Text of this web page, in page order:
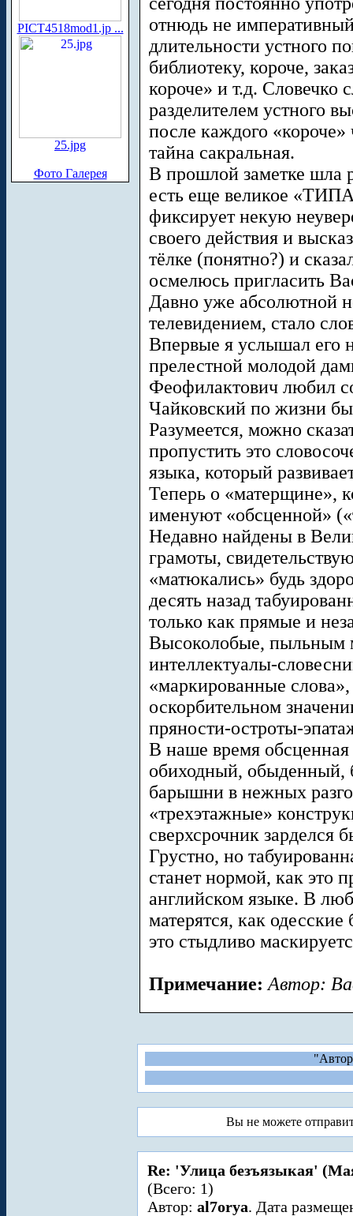
PICT4518mod1.jp ...
25.jpg
Фото Галерея
отнюдь не
длительности устного
библиотеку, короче,
короче» и т.д. Словечко
разделителем устного
после каждого «короче»
тайна сакральная.
В прошлой заметке
есть еще великое
фиксирует некую
своего действия и
тёлке (понятно?) и
осмелюсь пригласить
Давно уже абсолютной
телевидением, стало
Впервые я услышал его
прелестной молодой
Феофилактович любил
Чайковский по жизни
Разумеется, можно
пропустить это
языка, который
Теперь о «матерщине»,
именуют «обсценной»
Недавно найдены в
грамоты,
«матюкались» будь
десять назад
только как прямые и
Высоколобые, пыльным
интеллектуалы-
«маркированные
оскорбительном
пряности-остроты-
В наше время
обиходный,
барышни в нежных
«трехэтажные»
сверхсрочник зарделся
Грустно, но
станет нормой, как это
английском языке. В
матерятся, как
это стыдливо
Примечание: Автор:
Вы не можете
Re: 'Улица безъязыкая'
(Всего: 1)
Автор: al7orya. Дата